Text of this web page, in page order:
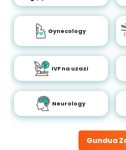
Gundua
Gynecology
IVF na uzazi
Neurology